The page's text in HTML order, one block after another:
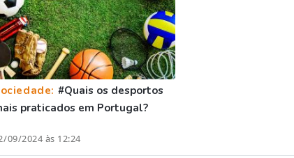
#Quais os desportos
praticados em Portugal?
09/2024 às 12:24